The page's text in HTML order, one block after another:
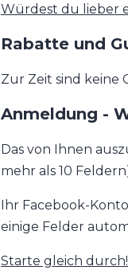
Würdest du lieber
Rabatte und
Zur Zeit sind keine
Anmeldung -
Das von Ihnen
mehr als 10
Ihr Facebook-
einige Felder
Starte gleich